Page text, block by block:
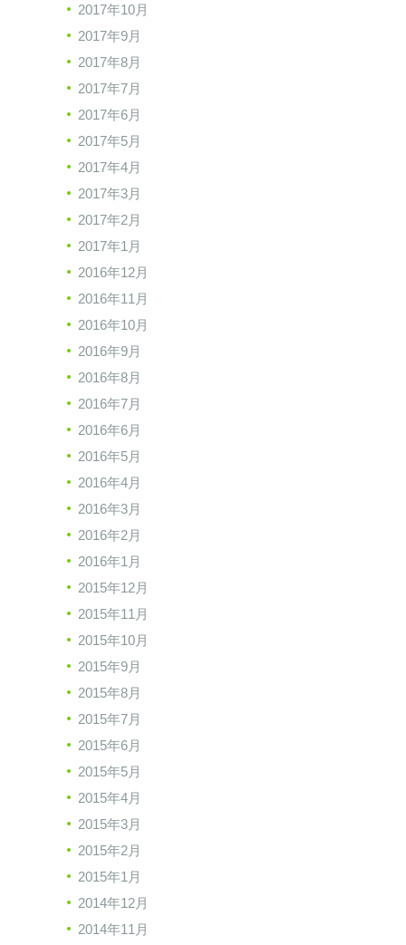
2017年10月
2017年9月
2017年8月
2017年7月
2017年6月
2017年5月
2017年4月
2017年3月
2017年2月
2017年1月
2016年12月
2016年11月
2016年10月
2016年9月
2016年8月
2016年7月
2016年6月
2016年5月
2016年4月
2016年3月
2016年2月
2016年1月
2015年12月
2015年11月
2015年10月
2015年9月
2015年8月
2015年7月
2015年6月
2015年5月
2015年4月
2015年3月
2015年2月
2015年1月
2014年12月
2014年11月